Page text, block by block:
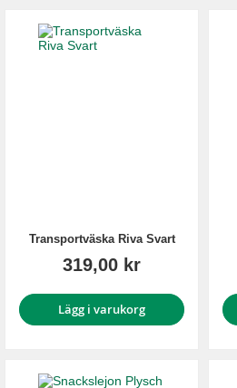
Transportväska Riva Svart
319,00 kr
Lägg i varukorg